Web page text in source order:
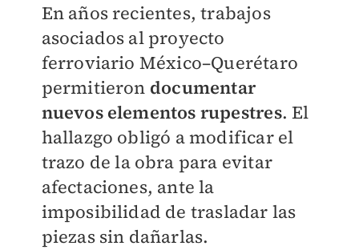
En años recientes, trabajos
asociados al proyecto
ferroviario México–Querétaro
permitieron documentar
nuevos elementos rupestres. El
hallazgo obligó a modificar el
trazo de la obra para evitar
afectaciones, ante la
imposibilidad de trasladar las
piezas sin dañarlas.